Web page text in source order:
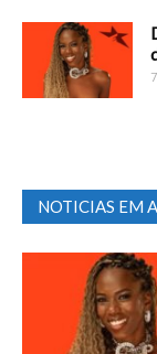
NOTICIAS EM